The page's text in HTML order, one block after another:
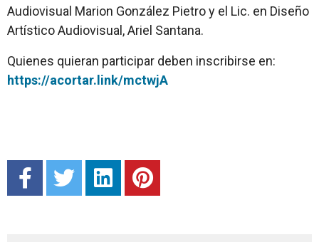
Audiovisual Marion González Pietro y el Lic. en Diseño
Artístico Audiovisual, Ariel Santana.
Quienes quieran participar deben inscribirse en:
https://acortar.link/mctwjA